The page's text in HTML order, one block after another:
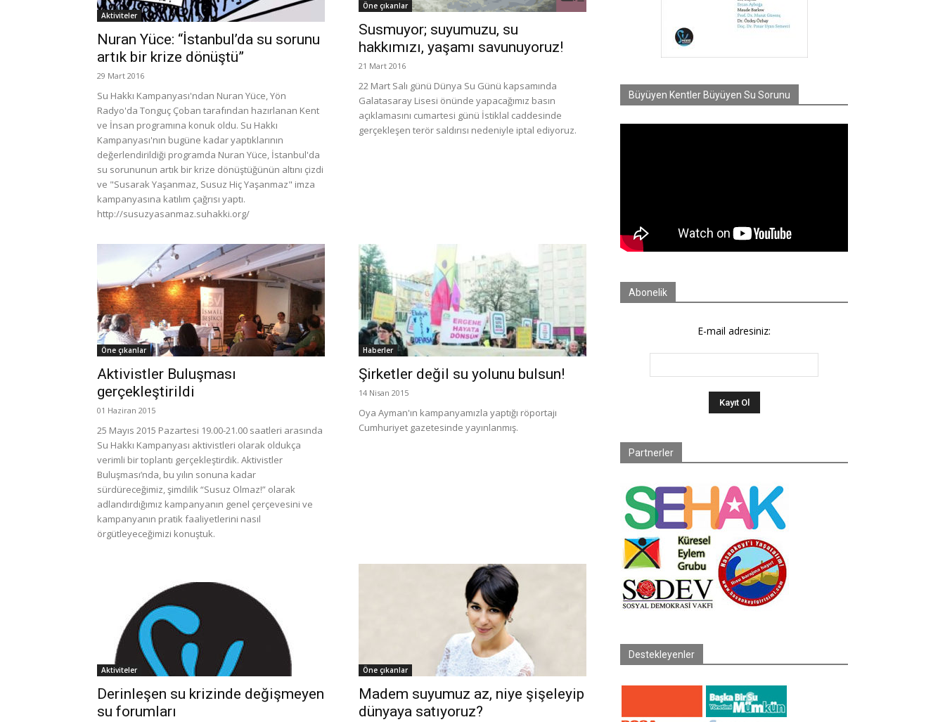
Aktiviteler
Nuran Yüce: “İstanbul’da su sorunu
artık bir krize dönüştü”
29 Mart 2016
Su Hakkı Kampanyası'ndan Nuran Yüce, Yön
Radyo'da Tonguç Çoban tarafından hazırlanan Kent
ve İnsan programına konuk oldu. Su Hakkı
Kampanyası'nın bugüne kadar yaptıklarının
değerlendirildiği programda Nuran Yüce, İstanbul'da
su sorununun artık bir krize dönüştüğünün altını çizdi
ve "Susarak Yaşanmaz, Susuz Hiç Yaşanmaz" imza
kampanyasına katılım çağrısı yaptı.
http://susuzyasanmaz.suhakki.org/
Öne çıkanlar
Susmuyor; suyumuzu, su
hakkımızı, yaşamı savunuyoruz!
21 Mart 2016
22 Mart Salı günü Dünya Su Günü kapsamında
Galatasaray Lisesi önünde yapacağımız basın
açıklamasını cumartesi günü İstiklal caddesinde
gerçekleşen terör saldırısı nedeniyle iptal ediyoruz.
Öne çıkanlar
Aktivistler Buluşması
gerçekleştirildi
01 Haziran 2015
25 Mayıs 2015 Pazartesi 19.00-21.00 saatleri arasında
Su Hakkı Kampanyası aktivistleri olarak oldukça
verimli bir toplantı gerçekleştirdik. Aktivistler
Buluşması’nda, bu yılın sonuna kadar
sürdüreceğimiz, şimdilik “Susuz Olmaz!” olarak
adlandırdığımız kampanyanın genel çerçevesini ve
kampanyanın pratik faaliyetlerini nasıl
örgütleyeceğimizi konuştuk.
Haberler
Şirketler değil su yolunu bulsun!
14 Nisan 2015
Oya Ayman'ın kampanyamızla yaptığı röportajı
Cumhuriyet gazetesinde yayınlanmış.
Aktiviteler
Derinleşen su krizinde değişmeyen
su forumları
Öne çıkanlar
Madem suyumuz az, niye şişeleyip
dünyaya satıyoruz?
Büyüyen Kentler Büyüyen Su Sorunu
Abonelik
E-mail adresiniz:
Partnerler
Destekleyenler